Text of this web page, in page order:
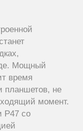
Мощный
время
планшетов, не
момент.
Р47 со